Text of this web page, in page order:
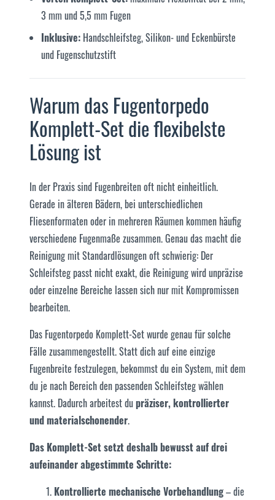
3 mm und 5,5 mm Fugen
Inklusive: Handschleifsteg, Silikon- und Eckenbürste
und Fugenschutzstift
Warum das Fugentorpedo
Komplett-Set die flexibelste
Lösung ist
In der Praxis sind Fugenbreiten oft nicht einheitlich.
Gerade in älteren Bädern, bei unterschiedlichen
Fliesenformaten oder in mehreren Räumen kommen häufig
verschiedene Fugenmaße zusammen. Genau das macht die
Reinigung mit Standardlösungen oft schwierig: Der
Schleifsteg passt nicht exakt, die Reinigung wird unpräzise
oder einzelne Bereiche lassen sich nur mit Kompromissen
bearbeiten.
Das Fugentorpedo Komplett-Set wurde genau für solche
Fälle zusammengestellt. Statt dich auf eine einzige
Fugenbreite festzulegen, bekommst du ein System, mit dem
du je nach Bereich den passenden Schleifsteg wählen
kannst. Dadurch arbeitest dupräziser, kontrollierter
und materialschonender.
Das Komplett-Set setzt deshalb bewusst auf drei
aufeinander abgestimmte Schritte:
Kontrollierte mechanische Vorbehandlung– die